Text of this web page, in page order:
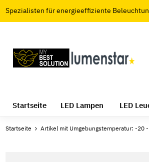
Spezialisten für energieeffiziente
LED Lampen LED
Startseite
Startseite Artikel mit Umgebungstemperatur: -20 -